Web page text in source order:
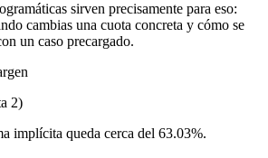
sirven precisamente para eso:
cambias una cuota concreta y cómo se
un caso precargado.
2)
implícita queda cerca del 63.03%.